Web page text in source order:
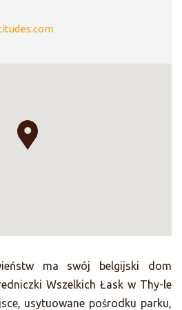
ma swój belgijski dom
Wszelkich Łask w Thy-le
usytuowane pośrodku parku,